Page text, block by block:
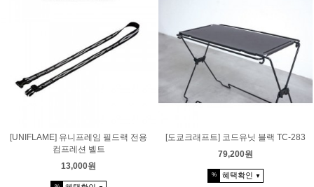
[UNIFLAME] 유니프레임 필드랙 전용
컴프레션 벨트
13,000원
[도쿄크래프트] 코드유닛 블랙 TC-283
79,200원
% 혜택확인 ▼